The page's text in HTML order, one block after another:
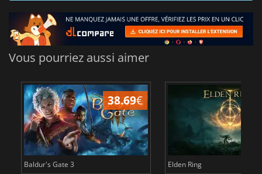
Vous pourriez aussi aimer
38.69€
Baldur's Gate 3 Elden Ring